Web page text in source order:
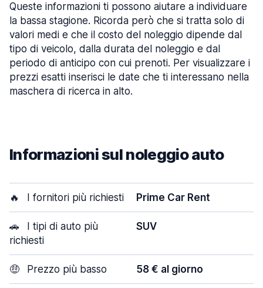
Queste informazioni ti possono aiutare a individuare
la bassa stagione. Ricorda però che si tratta solo di
valori medi e che il costo del noleggio dipende dal
tipo di veicolo, dalla durata del noleggio e dal
periodo di anticipo con cui prenoti. Per visualizzare i
prezzi esatti inserisci le date che ti interessano nella
maschera di ricerca in alto.
Informazioni sul noleggio auto
🔥 I fornitori più richiesti Prime Car Rent
🚗
I tipi di auto più
richiesti
SUV
🤑 Prezzo più basso 58 € al giorno